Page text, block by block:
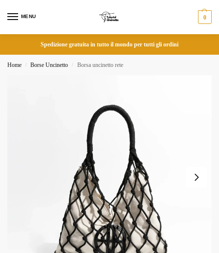
MENU 0
Spedizione gratuita in tutto il mondo per tutti gli ordini
Home / Borse Uncinetto / Borsa uncinetto rete